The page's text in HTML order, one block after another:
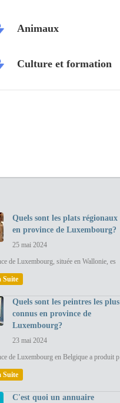
Animaux
Culture et formation
Quels sont les plats régionaux
en province de Luxembourg?
25 mai 2024
de Luxembourg, située en Wallonie, es
Suite
Quels sont les peintres les plus
connus en province de
Luxembourg?
23 mai 2024
de Luxembourg en Belgique a produit p
Suite
C'est quoi un annuaire